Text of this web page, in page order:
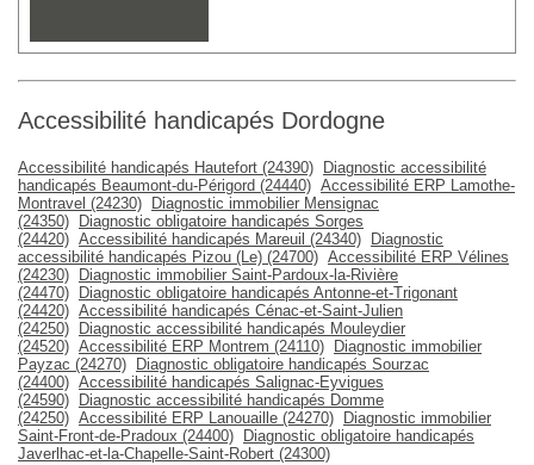
Accessibilité handicapés Dordogne
Accessibilité handicapés Hautefort (24390)
Diagnostic accessibilité
handicapés Beaumont-du-Périgord (24440) Accessibilité ERP Lamothe-
Montravel (24230)
Diagnostic immobilier Mensignac
(24350)
Diagnostic obligatoire handicapés Sorges
(24420) Accessibilité handicapés Mareuil (24340)
Diagnostic
accessibilité handicapés Pizou (Le) (24700) Accessibilité ERP Vélines
(24230)
Diagnostic immobilier Saint-Pardoux-la-Rivière
(24470)
Diagnostic obligatoire handicapés Antonne-et-Trigonant
(24420) Accessibilité handicapés Cénac-et-Saint-Julien
(24250)
Diagnostic accessibilité handicapés Mouleydier
(24520) Accessibilité ERP Montrem (24110)
Diagnostic immobilier
Payzac (24270)
Diagnostic obligatoire handicapés Sourzac
(24400) Accessibilité handicapés Salignac-Eyvigues
(24590)
Diagnostic accessibilité handicapés Domme
(24250) Accessibilité ERP Lanouaille (24270)
Diagnostic immobilier
Saint-Front-de-Pradoux (24400)
Diagnostic obligatoire handicapés
Javerlhac-et-la-Chapelle-Saint-Robert (24300)